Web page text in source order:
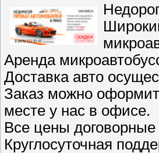
Аренда
Доставка авто
Заказ можно
месте у нас в офисе.
Все цены договорные
Круглосуточная